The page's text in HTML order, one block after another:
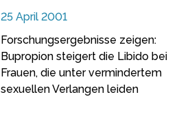
25 April 2001
Forschungsergebnisse zeigen:
Bupropion steigert die Libido bei
Frauen, die unter vermindertem
sexuellen Verlangen leiden